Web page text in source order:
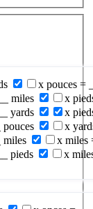
x pouces =
miles
x
yards
x
x
miles
x miles
pieds
x